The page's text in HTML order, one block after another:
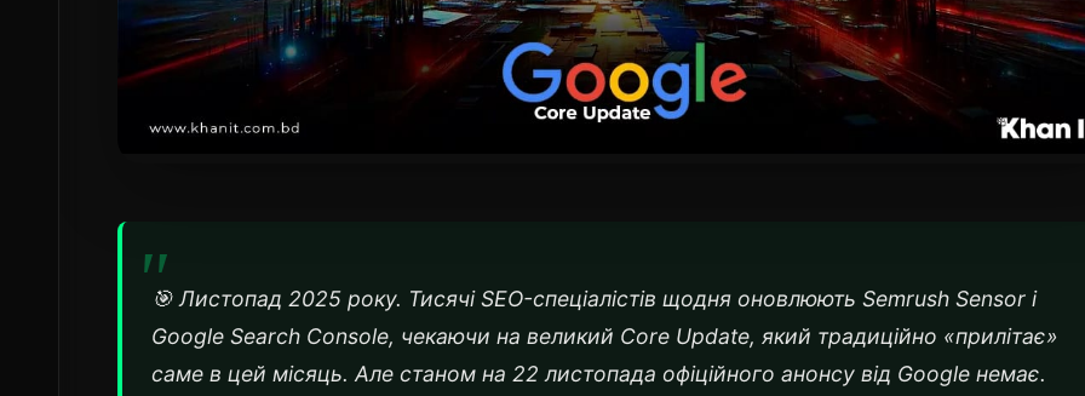
🎯 Листопад 2025 року. Тисячі SEO-спеціалістів щодня оновлюють Semrush Sensor і
Google Search Console, чекаючи на великий Core Update, який традиційно «прилітає»
саме в цей місяць. Але станом на 22 листопада офіційного анонсу від Google немає.